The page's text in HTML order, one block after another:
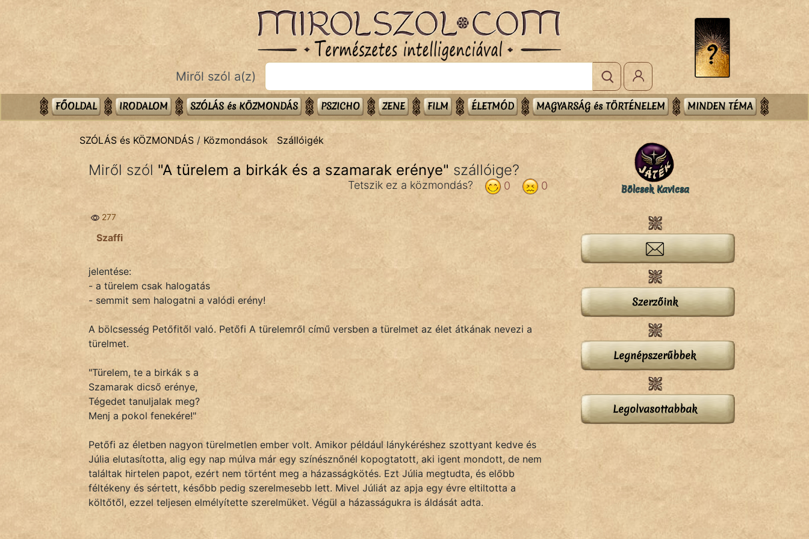
Bibliai
Közmondások
Szóláscsoportok
KÖZMONDÁS
FILM
Miről szól a(z)
FŐOLDAL IRODALOM SZÓLÁS és KÖZMONDÁS PSZICHO ZENE FILM ÉLETMÓD MAGYARSÁG és TÖRTÉNELEM MINDEN TÉMA
SZÓLÁS és KÖZMONDÁS / Közmondások Szállóigék
Miről szól "A türelem a birkák és a szamarak erénye" szállóige?
0
0
Tetszik ez a közmondás?
277
Szaffi
jelentése:
- a türelem csak halogatás
- semmit sem halogatni a valódi erény!
A bölcsesség Petőfitől való. Petőfi A türelemről című versben a türelmet az élet átkának nevezi a
türelmet.
"Türelem, te a birkák s a
Szamarak dicső erénye,
Tégedet tanuljalak meg?
Menj a pokol fenekére!"
Petőfi az életben nagyon türelmetlen ember volt. Amikor például lánykéréshez szottyant kedve és
Júlia elutasította, alig egy nap múlva már egy színésznőnél kopogtatott, aki igent mondott, de nem
találtak hirtelen papot, ezért nem történt meg a házasságkötés. Ezt Júlia megtudta, és előbb
féltékeny és sértett, később pedig szerelmesebb lett. Mivel Júliát az apja egy évre eltiltotta a
költőtől, ezzel teljesen elmélyítette szerelmüket. Végül a házasságukra is áldását adta.
Bölcsek Kavicsa
Szerzőink
Legnépszerűbbek
Legolvasottabbak